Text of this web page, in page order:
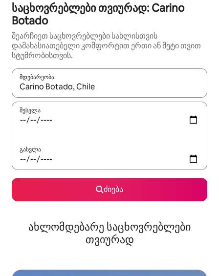
საცხოვრებლები თვიურად: Carino
Botado
შეარჩიეთ საცხოვრებლები სახლისთვის
დამახასიათებელი კომფორტით ერთი ან მეტი თვით
სტუმრობისთვის.
მდებარეობა
როცა შედეგები ხელმისაწვდომი გახდება, ნავიგაციისთვის
შესვლა
გასვლა
ძიება
ახლომდებარე საცხოვრებლები
თვიურად